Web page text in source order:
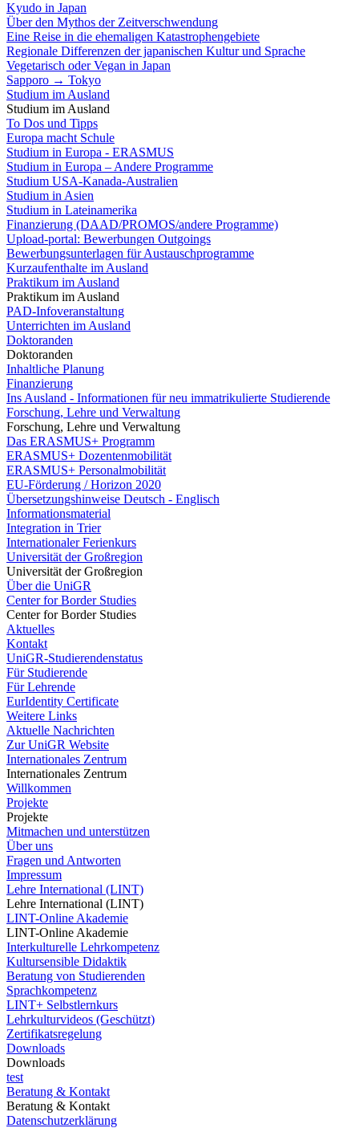
Kyudo in Japan
Über den Mythos der Zeitverschwendung
Eine Reise in die ehemaligen Katastrophengebiete
Regionale Differenzen der japanischen Kultur und Sprache
Vegetarisch oder Vegan in Japan
Sapporo → Tokyo
Studium im Ausland
Studium im Ausland
To Dos und Tipps
Europa macht Schule
Studium in Europa - ERASMUS
Studium in Europa – Andere Programme
Studium USA-Kanada-Australien
Studium in Asien
Studium in Lateinamerika
Finanzierung (DAAD/PROMOS/andere Programme)
Upload-portal: Bewerbungen Outgoings
Bewerbungsunterlagen für Austauschprogramme
Kurzaufenthalte im Ausland
Praktikum im Ausland
Praktikum im Ausland
PAD-Infoveranstaltung
Unterrichten im Ausland
Doktoranden
Doktoranden
Inhaltliche Planung
Finanzierung
Ins Ausland - Informationen für neu immatrikulierte Studierende
Forschung, Lehre und Verwaltung
Forschung, Lehre und Verwaltung
Das ERASMUS+ Programm
ERASMUS+ Dozentenmobilität
ERASMUS+ Personalmobilität
EU-Förderung / Horizon 2020
Übersetzungshinweise Deutsch - Englisch
Informationsmaterial
Integration in Trier
Internationaler Ferienkurs
Universität der Großregion
Universität der Großregion
Über die UniGR
Center for Border Studies
Center for Border Studies
Aktuelles
Kontakt
UniGR-Studierendenstatus
Für Studierende
Für Lehrende
EurIdentity Certificate
Weitere Links
Aktuelle Nachrichten
Zur UniGR Website
Internationales Zentrum
Internationales Zentrum
Willkommen
Projekte
Projekte
Mitmachen und unterstützen
Über uns
Fragen und Antworten
Impressum
Lehre International (LINT)
Lehre International (LINT)
LINT-Online Akademie
LINT-Online Akademie
Interkulturelle Lehrkompetenz
Kultursensible Didaktik
Beratung von Studierenden
Sprachkompetenz
LINT+ Selbstlernkurs
Lehrkulturvideos (Geschützt)
Zertifikatsregelung
Downloads
Downloads
test
Beratung & Kontakt
Beratung & Kontakt
Datenschutzerklärung